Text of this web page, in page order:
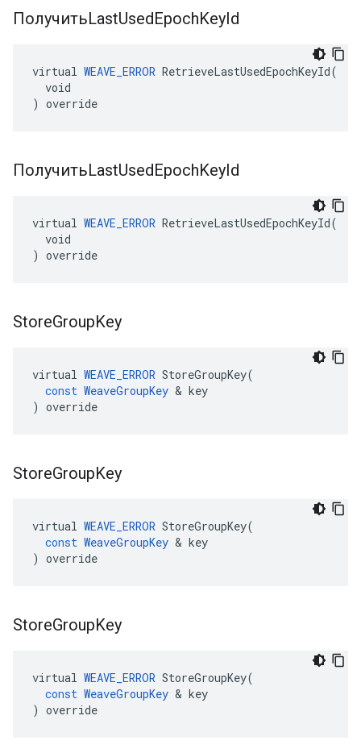
ПолучитьLastUsedEpochKeyId
virtual WEAVE_ERROR RetrieveLastUsedEpochKeyId(
  void
) override
ПолучитьLastUsedEpochKeyId
virtual WEAVE_ERROR RetrieveLastUsedEpochKeyId(
  void
) override
StoreGroupKey
virtual WEAVE_ERROR StoreGroupKey(
const WeaveGroupKey & key
) override
StoreGroupKey
virtual WEAVE_ERROR StoreGroupKey(
const WeaveGroupKey & key
) override
StoreGroupKey
virtual WEAVE_ERROR StoreGroupKey(
const WeaveGroupKey & key
) override